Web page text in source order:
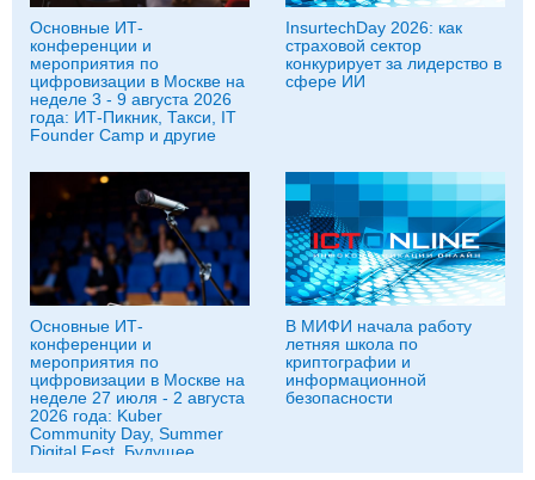
Основные ИТ-
конференции и
мероприятия по
цифровизации в Москве на
неделе 3 - 9 августа 2026
года: ИТ-Пикник, Такси, IT
Founder Camp и другие
InsurtechDay 2026: как
страховой сектор
конкурирует за лидерство в
сфере ИИ
Основные ИТ-
конференции и
мероприятия по
цифровизации в Москве на
неделе 27 июля - 2 августа
2026 года: Kuber
Community Day, Summer
Digital Fest, Будущее
исследований в
В МИФИ начала работу
летняя школа по
криптографии и
информационной
безопасности